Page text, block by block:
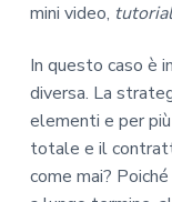
mini video, tutorial
In questo caso è
diversa. La
elementi e per più
totale e il
come mai?